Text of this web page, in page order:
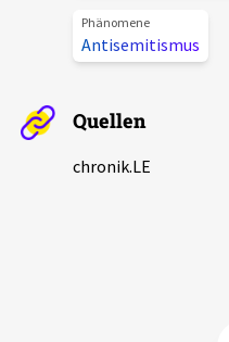
Pressemitteilungen
Podcasts
Kontakt
Spenden
Phänomene
Antisemitismus
Quellen
chronik.LE